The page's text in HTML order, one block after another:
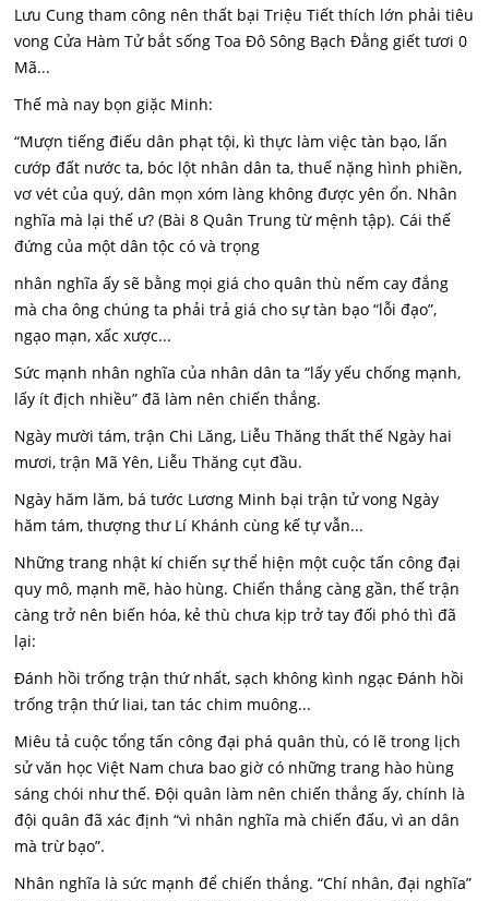
Lưu Cung tham công nên thất bại Triệu Tiết thích lớn phải tiêu
vong Cửa Hàm Tử bắt sống Toa Đô Sông Bạch Đằng giết tươi 0
Mã...
Thế mà nay bọn giặc Minh:
“Mượn tiếng điếu dân phạt tội, kì thực làm việc tàn bạo, lấn
cướp đất nước ta, bóc lột nhân dân ta, thuế nặng hình phiền,
vơ vét của quý, dân mọn xóm làng không được yên ổn. Nhân
nghĩa mà lại thế ư? (Bài 8 Quân Trung từ mệnh tập). Cái thế
đứng của một dân tộc có và trọng
nhân nghĩa ấy sẽ bằng mọi giá cho quân thù nếm cay đắng
mà cha ông chúng ta phải trả giá cho sự tàn bạo “lỗi đạo”,
ngạo mạn, xấc xược...
Sức mạnh nhân nghĩa của nhân dân ta “lấy yếu chống mạnh,
lấy ít địch nhiều” đã làm nên chiến thắng.
Ngày mười tám, trận Chi Lăng, Liễu Thăng thất thế Ngày hai
mươi, trận Mã Yên, Liễu Thăng cụt đầu.
Ngày hăm lăm, bá tước Lương Minh bại trận tử vong Ngày
hăm tám, thượng thư Lí Khánh cùng kế tự vẫn...
Những trang nhật kí chiến sự thể hiện một cuộc tấn công đại
quy mô, mạnh mẽ, hào hùng. Chiến thắng càng gần, thế trận
càng trở nên biến hóa, kẻ thù chưa kịp trở tay đối phó thì đã
lại:
Đánh hồi trống trận thứ nhất, sạch không kình ngạc Đánh hồi
trống trận thứ liai, tan tác chim muông...
Miêu tả cuộc tổng tấn công đại phá quân thù, có lẽ trong lịch
sử văn học Việt Nam chưa bao giờ có những trang hào hùng
sáng chói như thế. Đội quân làm nên chiến thắng ấy, chính là
đội quân đã xác định “vì nhân nghĩa mà chiến đấu, vì an dân
mà trừ bạo”.
Nhân nghĩa là sức mạnh để chiến thắng. “Chí nhân, đại nghĩa”